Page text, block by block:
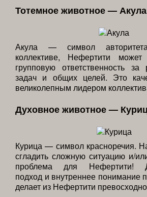
Тотемное животное — Акула
Акула — символ
коллективе, Нефертити
групповую ответственность
задач и общих целей. Это
великолепным лидером
Духовное животное —
Курица — символ красноречия.
сгладить сложную ситуацию и/
проблема для Нефертити!
подход и внутреннее понимание
делает из Нефертити